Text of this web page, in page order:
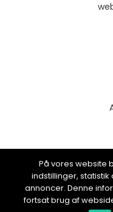
På vores website
indstillinger,
annoncer. Denne
fortsat brug af